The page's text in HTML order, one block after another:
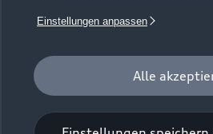
Einstellungen anpassen
Alle
Online-Terminvereinbarung
Servicekontakt
Bordbuch &
Verträge kündigen
Audi erleben
Impressum Rechtliches
Cookie-Richtlinie
Digital Services Act
EU Data Act